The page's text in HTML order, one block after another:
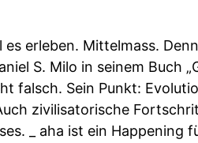
es erleben. Mittelmass.
S. Milo in seinem Buch
falsch. Sein Punkt:
zivilisatorische
_ aha ist ein Happening